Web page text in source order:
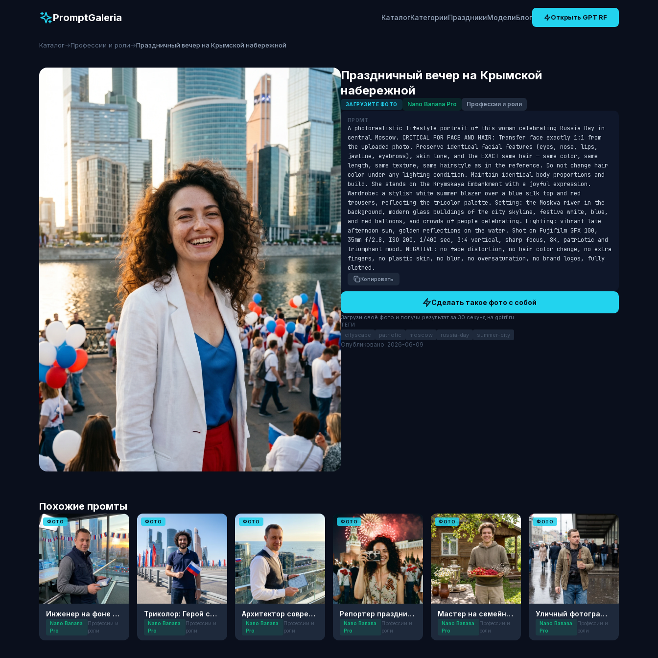
PromptGaleria КаталогКатегорииПраздникиМоделиБлог Открыть GPT RF
Каталог→Профессии и роли→Праздничный вечер на Крымской набережной
Праздничный вечер на Крымской
набережной
ЗАГРУЗИТЕ ФОТО Nano Banana Pro Профессии и роли
ПРОМТ
A photorealistic lifestyle portrait of this woman celebrating Russia Day in
central Moscow. CRITICAL FOR FACE AND HAIR: Transfer face exactly 1:1 from
the uploaded photo. Preserve identical facial features (eyes, nose, lips,
jawline, eyebrows), skin tone, and the EXACT same hair — same color, same
length, same texture, same hairstyle as in the reference. Do not change hair
color under any lighting condition. Maintain identical body proportions and
build. She stands on the Krymskaya Embankment with a joyful expression.
Wardrobe: a stylish white summer blazer over a blue silk top and red
trousers, reflecting the tricolor palette. Setting: the Moskva river in the
background, modern glass buildings of the city skyline, festive white, blue,
and red balloons, and crowds of people celebrating. Lighting: vibrant late
afternoon sun, golden reflections on the water. Shot on Fujifilm GFX 100,
35mm f/2.8, ISO 200, 1/400 sec, 3:4 vertical, sharp focus, 8K, patriotic and
triumphant mood. NEGATIVE: no face distortion, no hair color change, no extra
fingers, no plastic skin, no blur, no oversaturation, no brand logos, fully
clothed.
Копировать
Сделать такое фото с собой
Загрузи своё фото и получи результат за 30 секунд на gptrf.ru
ТЕГИ
cityscape patriotic moscow russia-day summer-city
Опубликовано: 2026-06-09
Похожие промты
ФОТО
Инженер на фоне триколора
Nano Banana
Pro
Профессии и
роли
ФОТО
Триколор: Герой современного города
Nano Banana
Pro
Профессии и
роли
ФОТО
Архитектор современного Сочи
Nano Banana
Pro
Профессии и
роли
ФОТО
Репортер праздника Победы
Nano Banana
Pro
Профессии и
роли
ФОТО
Мастер на семейной даче
Nano Banana
Pro
Профессии и
роли
ФОТО
Уличный фотограф: Будни
Nano Banana
Pro
Профессии и
роли